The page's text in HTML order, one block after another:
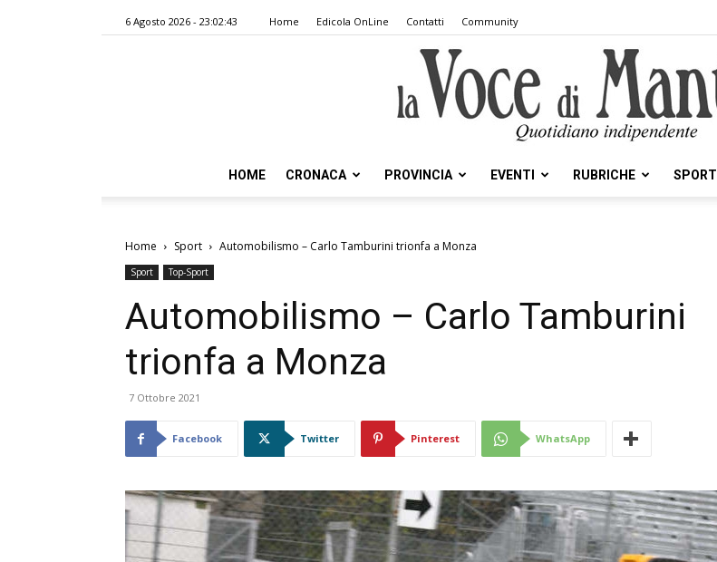
6 Agosto 2026 - 23:02:43 Home Edicola OnLine Contatti Community
Voce
Mantova
HOME CRONACA PROVINCIA EVENTI RUBRICHE SPORT
Home Sport Automobilismo – Carlo Tamburini trionfa a Monza
Sport Top-Sport
Automobilismo – Carlo Tamburini
trionfa a Monza
7 Ottobre 2021
Facebook Twitter Pinterest WhatsApp